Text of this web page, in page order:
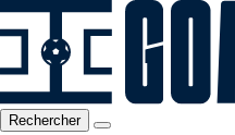
Rechercher